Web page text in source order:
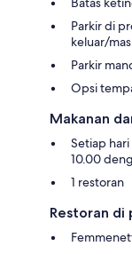
Parkir di
keluar/
Parkir
Opsi
Makanan
Setiap
10.00
1 restoran
Restoran di